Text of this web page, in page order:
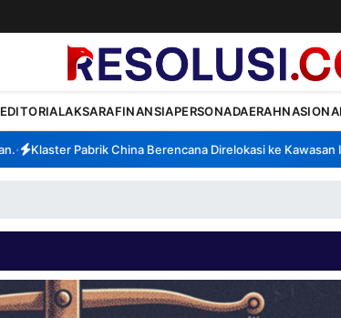
EDITORIALAKSARAFINANSIAPERSONADAERAH
Klaster Pabrik China Berencana Direlokasi ke Kawasan